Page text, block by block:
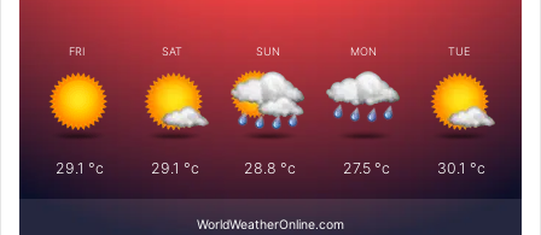
FRI
29.1 °c
SAT
29.1 °c
SUN
28.8 °c
MON
27.5°c
TUE
30.1 °c
WorldWeatherOnline.com